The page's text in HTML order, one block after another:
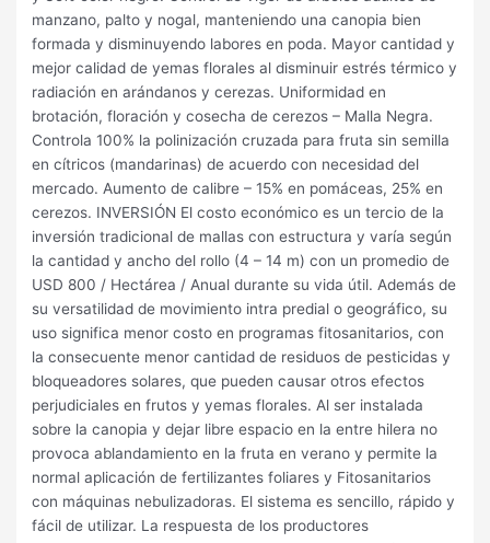
manzano, palto y nogal, manteniendo una canopia bien
formada y disminuyendo labores en poda. Mayor cantidad y
mejor calidad de yemas florales al disminuir estrés térmico y
radiación en arándanos y cerezas. Uniformidad en
brotación, floración y cosecha de cerezos – Malla Negra.
Controla 100% la polinización cruzada para fruta sin semilla
en cítricos (mandarinas) de acuerdo con necesidad del
mercado. Aumento de calibre – 15% en pomáceas, 25% en
cerezos. INVERSIÓN El costo económico es un tercio de la
inversión tradicional de mallas con estructura y varía según
la cantidad y ancho del rollo (4 – 14 m) con un promedio de
USD 800 / Hectárea / Anual durante su vida útil. Además de
su versatilidad de movimiento intra predial o geográfico, su
uso significa menor costo en programas fitosanitarios, con
la consecuente menor cantidad de residuos de pesticidas y
bloqueadores solares, que pueden causar otros efectos
perjudiciales en frutos y yemas florales. Al ser instalada
sobre la canopia y dejar libre espacio en la entre hilera no
provoca ablandamiento en la fruta en verano y permite la
normal aplicación de fertilizantes foliares y Fitosanitarios
con máquinas nebulizadoras. El sistema es sencillo, rápido y
fácil de utilizar. La respuesta de los productores